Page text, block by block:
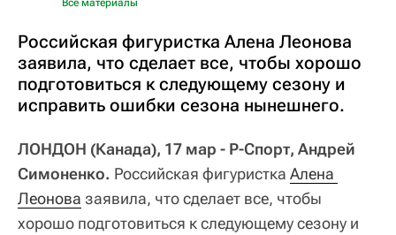
Все материалы
Российская фигуристка Алена Леонова
заявила, что сделает все, чтобы хорошо
подготовиться к следующему сезону и
исправить ошибки сезона нынешнего.
ЛОНДОН (Канада), 17 мар - Р-Спорт, Андрей
Симоненко. Российская фигуристка Алена
Леонова заявила, что сделает все, чтобы
хорошо подготовиться к следующему сезону и